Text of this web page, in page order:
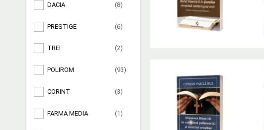
DACIA (8)
PRESTIGE (6)
TREI (2)
POLIROM (93)
CORINT (3)
FARMA MEDIA (1)